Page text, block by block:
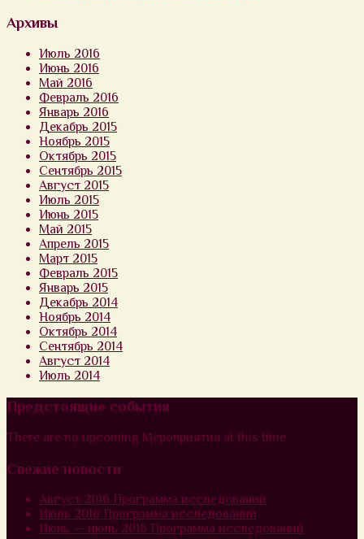
Архивы
Июль 2016
Июнь 2016
Май 2016
Февраль 2016
Январь 2016
Декабрь 2015
Ноябрь 2015
Октябрь 2015
Сентябрь 2015
Август 2015
Июль 2015
Июнь 2015
Май 2015
Апрель 2015
Март 2015
Февраль 2015
Январь 2015
Декабрь 2014
Ноябрь 2014
Октябрь 2014
Сентябрь 2014
Август 2014
Июль 2014
Предстоящие события
There are no upcoming Мероприятия at this time.
Свежие новости
Август 2016 Программа исследований
Июль 2016 Программа исследований
Июнь — июль 2016 Программа исследований